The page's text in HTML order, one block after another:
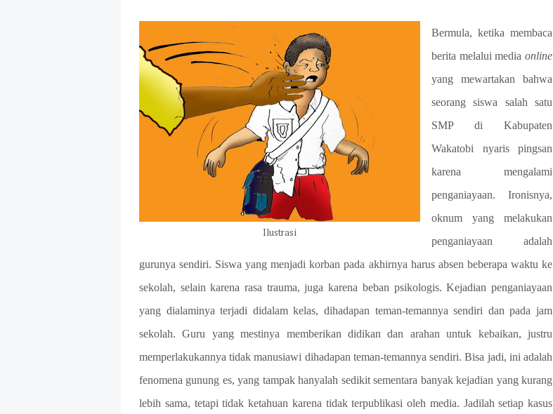
Ilustrasi
Bermula, ketika membaca
berita melalui media online
yang mewartakan bahwa
seorang siswa salah satu
SMP di Kabupaten
Wakatobi nyaris pingsan
karena mengalami
penganiayaan. Ironisnya,
oknum yang melakukan
penganiayaan adalah
gurunya sendiri. Siswa yang menjadi korban pada akhirnya harus absen beberapa waktu ke
sekolah, selain karena rasa trauma, juga karena beban psikologis. Kejadian penganiayaan
yang dialaminya terjadi didalam kelas, dihadapan teman-temannya sendiri dan pada jam
sekolah. Guru yang mestinya memberikan didikan dan arahan untuk kebaikan, justru
memperlakukannya tidak manusiawi dihadapan teman-temannya sendiri. Bisa jadi, ini adalah
fenomena gunung es, yang tampak hanyalah sedikit sementara banyak kejadian yang kurang
lebih sama, tetapi tidak ketahuan karena tidak terpublikasi oleh media. Jadilah setiap kasus